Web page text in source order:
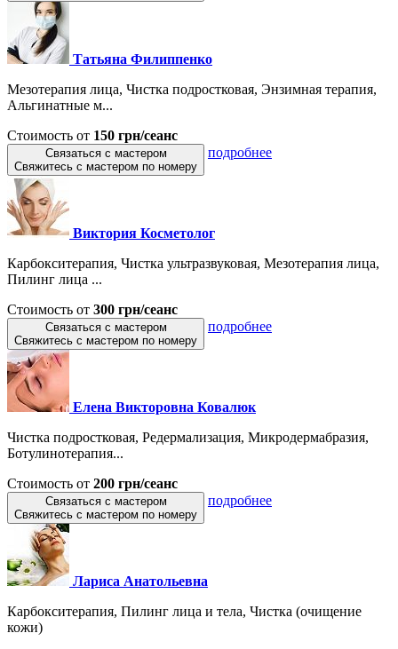
Татьяна Филиппенко
Мезотерапия лица, Чистка подростковая, Энзимная терапия,
Альгинатные м...
Стоимость от 150 грн/сеанс
Связаться с мастером
Свяжитесь с мастером по номеру
подробнее
Виктория Косметолог
Карбокситерапия, Чистка ультразвуковая, Мезотерапия лица,
Пилинг лица ...
Стоимость от 300 грн/сеанс
Связаться с мастером
Свяжитесь с мастером по номеру
подробнее
Елена Викторовна Ковалюк
Чистка подростковая, Редермализация, Микродермабразия,
Ботулинотерапия...
Стоимость от 200 грн/сеанс
Связаться с мастером
Свяжитесь с мастером по номеру
подробнее
Лариса Анатольевна
Карбокситерапия, Пилинг лица и тела, Чистка (очищение
кожи)